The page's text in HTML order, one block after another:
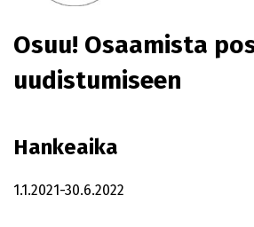
Osuu! Osaamista
uudistumiseen
Hankeaika
1.1.2021-30.6.2022